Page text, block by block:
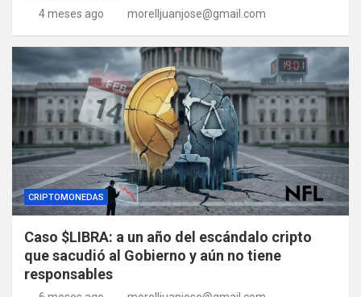
4 meses ago morelljuanjose@gmail.com
CRIPTOMONEDAS
Caso $LIBRA: a un año del escándalo cripto
que sacudió al Gobierno y aún no tiene
responsables